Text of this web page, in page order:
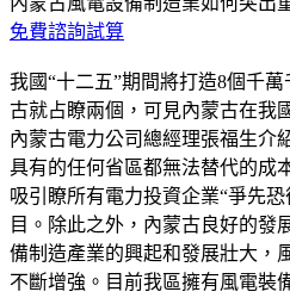
免費諮詢試算
我國“十二五”期間將打造8個千
古就占瞭兩個，可見內蒙古在我
內蒙古電力公司總經理張福生介
具有的任何省區都無法替代的成
吸引瞭所有電力投資企業“爭先
目。除此之外，內蒙古良好的發
備制造產業的興起和發展壯大，
不斷增強。目前我區擁有風電裝